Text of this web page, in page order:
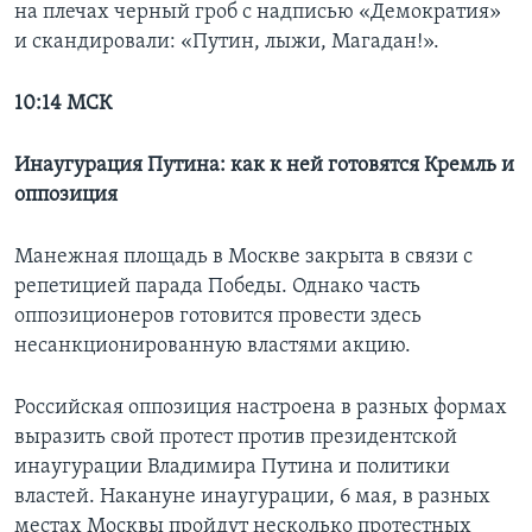
на плечах черный гроб с надписью «Демократия»
и скандировали: «Путин, лыжи, Магадан!».
10:14 МСК
Инаугурация Путина: как к ней готовятся Кремль и
оппозиция
Манежная площадь в Москве закрыта в связи с
репетицией парада Победы. Однако часть
оппозиционеров готовится провести здесь
несанкционированную властями акцию.
Российская оппозиция настроена в разных формах
выразить свой протест против президентской
инаугурации Владимира Путина и политики
властей. Накануне инаугурации, 6 мая, в разных
местах Москвы пройдут несколько протестных